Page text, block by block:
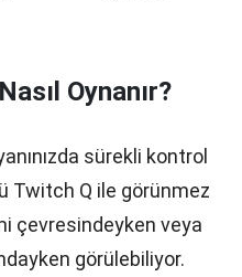
Oynanır?
sürekli kontrol
Twitch Q ile görünmez
çevresindeyken veya
görülebiliyor.